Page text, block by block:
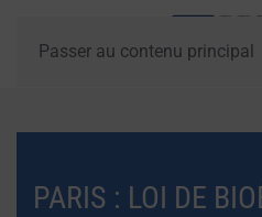
Passer au contenu principal
PARIS : LOI DE